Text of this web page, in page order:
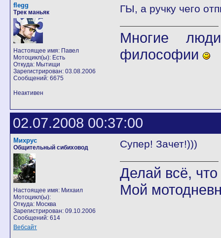
flegg
Трек маньяк
Настоящее имя: Павел
Мотоцикл(ы): Есть
Откуда: Мытищи
Зарегистрирован: 03.08.2006
Сообщений: 6675
ГЫ, а ручку чего
Многие
философии
Неактивен
02.07.2008 00:37:00
Михрус
Общительный сибиховод
Настоящее имя: Михаил
Мотоцикл(ы):
Откуда: Москва
Зарегистрирован: 09.10.2006
Сообщений: 614
Вебсайт
Супер! Зачет!)))
Делай всё, что
Мой